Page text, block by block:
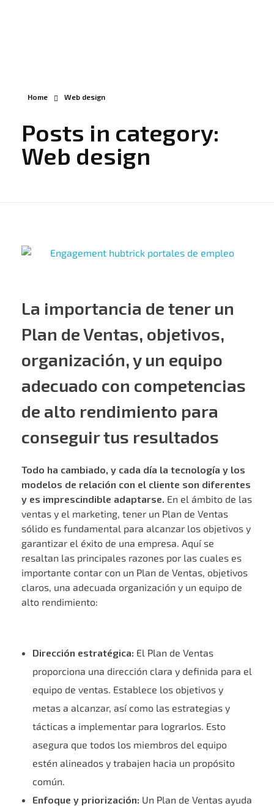
Home Web design
Posts in category:
Web design
La importancia de tener un
Plan de Ventas, objetivos,
organización, y un equipo
adecuado con competencias
de alto rendimiento para
conseguir tus resultados
Todo ha cambiado, y cada día la tecnología y los
modelos de relación con el cliente son diferentes
y es imprescindible adaptarse. En el ámbito de las
ventas y el marketing, tener un Plan de Ventas
sólido es fundamental para alcanzar los objetivos y
garantizar el éxito de una empresa. Aquí se
resaltan las principales razones por las cuales es
importante contar con un Plan de Ventas, objetivos
claros, una adecuada organización y un equipo de
alto rendimiento:
Dirección estratégica: El Plan de Ventas
proporciona una dirección clara y definida para el
equipo de ventas. Establece los objetivos y
metas a alcanzar, así como las estrategias y
tácticas a implementar para lograrlos. Esto
asegura que todos los miembros del equipo
estén alineados y trabajen hacia un propósito
común.
Enfoque y priorización: Un Plan de Ventas ayuda